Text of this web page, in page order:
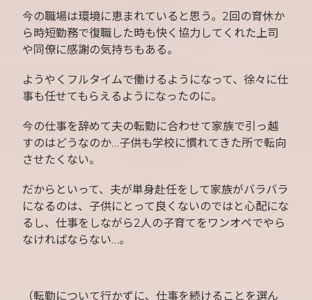
今の職場は環境に恵まれていると思う。2回の育休か
ら時短勤務で復職した時も快く協力してくれた上司
や同僚に感謝の気持ちもある。
ようやくフルタイムで働けるようになって、徐々に仕
事も任せてもらえるようになったのに。
今の仕事を辞めて夫の転勤に合わせて家族で引っ越
すのはどうなのか…子供も学校に慣れてきた所で転向
させたくない。
だからといって、夫が単身赴任をして家族がバラバラ
になるのは、子供にとって良くないのではと心配にな
るし、仕事をしながら2人の子育てをワンオペでやら
なければならない…。
（転勤について行かずに、仕事を続けることを選ん